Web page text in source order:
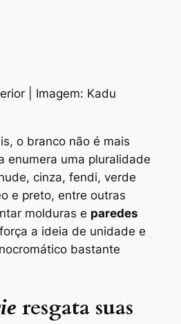
| Imagem: Kadu
o branco não é mais
enumera uma pluralidade
cinza, fendi, verde
e preto, entre outras
molduras e paredes
a ideia de unidade e
bastante
resgata suas